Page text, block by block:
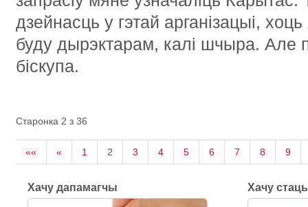
дзейнасць у гэтай арганізацыі,
буду дырэктарам, калі шчыра. Але
біскупа.
Старонка 2 з 36
«« « 1 2 3 4 5 6 7 8 9
Хачу дапамагчы Хачу